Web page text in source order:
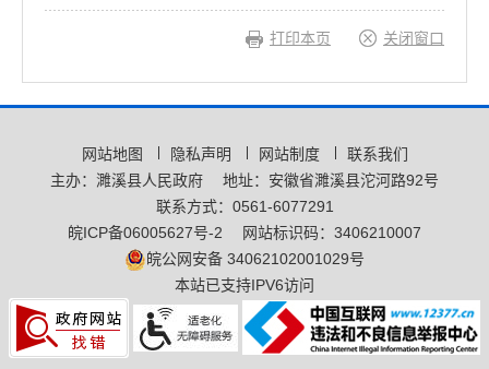
打印本页 关闭窗口
网站地图 隐私声明 网站制度
联系我们
主办：濉溪县人民政府
地址：安徽省濉溪县沱河路92号
联系方式：0561-6077291
皖ICP备06005627号-2
网站标识码：3406210007
皖公网安备 34062102001029号
本站已支持IPV6访问